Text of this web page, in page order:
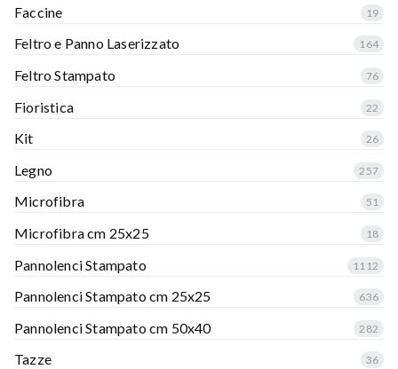
Faccine 19
Feltro e Panno Laserizzato 164
Feltro Stampato 76
Fioristica 22
Kit 26
Legno 257
Microfibra 51
Microfibra cm 25x25 18
Pannolenci Stampato 1112
Pannolenci Stampato cm 25x25 636
Pannolenci Stampato cm 50x40 282
Tazze 36